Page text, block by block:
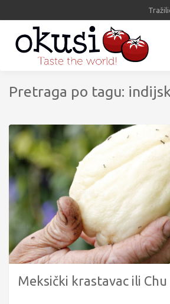
Pretraga po tagu:
Meksički krastavac ili Chu